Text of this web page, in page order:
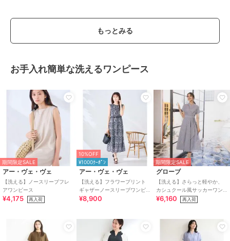
もっとみる
お手入れ簡単な洗えるワンピース
期間限定SALE
アー・ヴェ・ヴェ
【洗える】ノースリーブフレ
アワンピース
¥4,175 再入荷
10%OFF
¥1000ｸｰﾎﾟﾝ
アー・ヴェ・ヴェ
【洗える】フラワープリント
ギャザーノースリーブワンピ
ース
¥8,900
期間限定SALE
グローブ
【洗える】さらっと軽やか、
カシュクール風サッカーワン
ピース
¥6,160 再入荷